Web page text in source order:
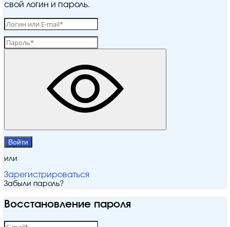
свой логин и пароль.
Войти
или
Зарегистрироваться
Забыли пароль?
Восстановление пароля